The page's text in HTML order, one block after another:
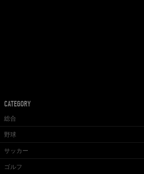
CATEGORY
総合
野球
サッカー
ゴルフ